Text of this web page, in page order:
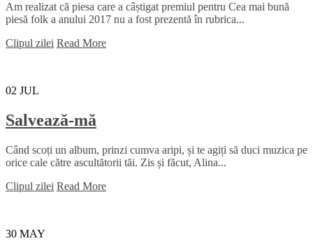
Am realizat că piesa care a câștigat premiul pentru Cea mai bună
piesă folk a anului 2017 nu a fost prezentă în rubrica...
Clipul zilei Read More
02 JUL
Salvează-mă
Când scoți un album, prinzi cumva aripi, și te agiți să duci muzica pe
orice cale către ascultătorii tăi. Zis și făcut, Alina...
Clipul zilei Read More
30 MAY